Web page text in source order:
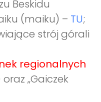
Beskidu
(maiku) – TU;
strój górali
regionalnych
oraz „Gaiczek